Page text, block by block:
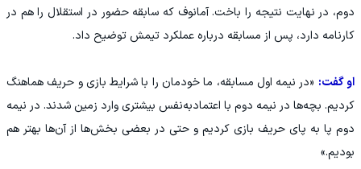
دوم، در نهایت نتیجه را باخت. آمانوف که سابقه حضور در استقلال را هم در
کارنامه دارد، پس از مسابقه درباره عملکرد تیمش توضیح داد.
او گفت: «در نیمه اول مسابقه، ما خودمان را با شرایط بازی و حریف هماهنگ
کردیم. بچه‌ها در نیمه دوم با اعتمادبه‌نفس بیشتری وارد زمین شدند. در نیمه
دوم پا به پای حریف بازی کردیم و حتی در بعضی بخش‌ها از آن‌ها بهتر هم
بودیم.»